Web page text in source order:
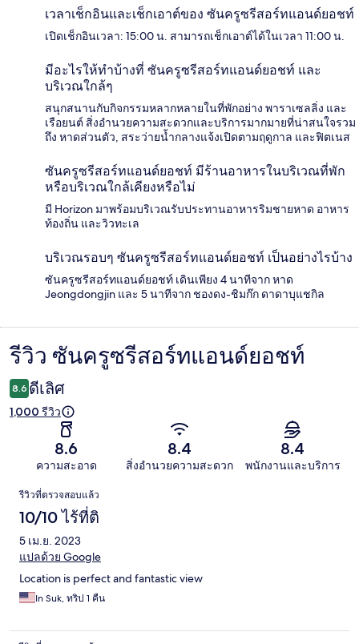
เวลาเช็กอินและเช็กเอาต์ของ ซันครูซรีสอร์ทแอนด์ยอชท์
เปิดเช็กอินเวลา: 15:00 น. สามารถเช็กเอาต์ได้ในเวลา 11:00 น.
มีอะไรให้ทำบ้างที่ ซันครูซรีสอร์ทแอนด์ยอชท์ และ
บริเวณใกล้ๆ
สนุกสนานกับกิจกรรมหลากหลายในที่พักอย่าง พาราเซลลิ่ง และ
เรือยนต์ สิ่งอำนวยความสะดวกและบริการมากมายที่น่าสนใจรวม
ถึง หาดส่วนตัว, สระว่ายน้ำกลางแจ้งเปิดตามฤดูกาล และฟิตเนส
ซันครูซรีสอร์ทแอนด์ยอชท์ มีร้านอาหารในบริเวณที่พัก
หรือบริเวณใกล้เคียงหรือไม่
มี Horizon มาพร้อมบริเวณรับประทานอาหารริมชายหาด อาหาร
ท้องถิ่น และวิวทะเล
บริเวณรอบๆ ซันครูซรีสอร์ทแอนด์ยอชท์ เป็นอย่างไรบ้าง
ซันครูซรีสอร์ทแอนด์ยอชท์ เดินเพียง 4 นาทีจาก หาด
Jeongdongjin และ 5 นาทีจาก ชองดง-ชิมก๊ก ดาดาบุแชกิล
รีวิว
รีวิว ซันครูซรีสอร์ทแอนด์ยอชท์
8.6 ดีเลิศ
1,000 รีวิว
8.6
ความสะอาด
8.4
สิ่งอำนวยความสะดวก
8.4
พนักงานและบริการ
รีวิว
รีวิวที่ตรวจสอบแล้ว
10/10 ไร้ที่ติ
5 เม.ย. 2023
แปลด้วย Google
Location is perfect and fantastic view
In Suk, ทริป 1 คืน